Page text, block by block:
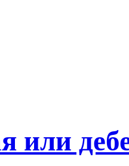
или